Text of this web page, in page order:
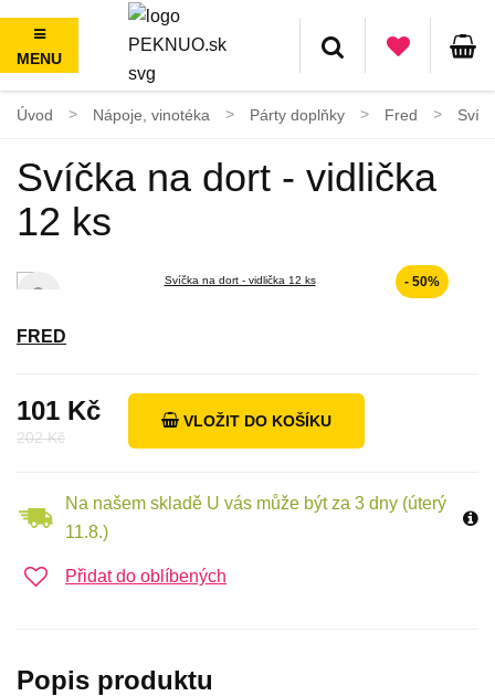
MENU
100 dní na vrácení, nad 1500 Kč doprava ZDARMA
Úvod Nápoje, vinotéka Párty doplňky Fred
Svíčka na dort - vidlička
12 ks
- 50%
FRED
101 Kč
202 Kč
VLOŽIT DO KOŠÍKU
Na našem skladě U vás může být za 3 dny (úterý
11.8.)
Přidat do oblíbených
Popis produktu